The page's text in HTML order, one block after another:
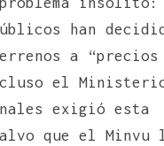
han
a “precios
el
exigió esta
que el Minvu